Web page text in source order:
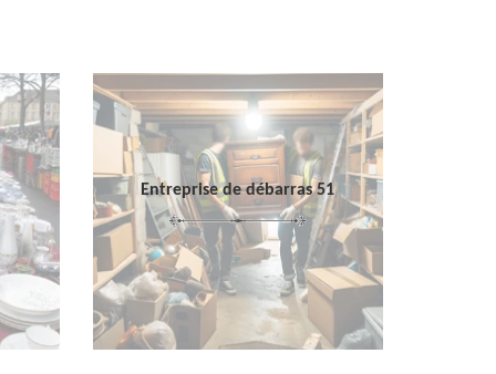
Entreprise de débarras 51